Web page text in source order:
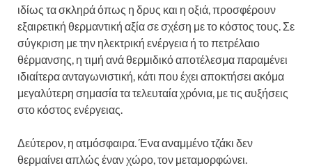
ιδίως τα σκληρά όπως η δρυς και η οξιά, προσφέρουν
εξαιρετική θερμαντική αξία σε σχέση με το κόστος τους. Σε
σύγκριση με την ηλεκτρική ενέργεια ή το πετρέλαιο
θέρμανσης, η τιμή ανά θερμιδικό αποτέλεσμα παραμένει
ιδιαίτερα ανταγωνιστική, κάτι που έχει αποκτήσει ακόμα
μεγαλύτερη σημασία τα τελευταία χρόνια, με τις αυξήσεις
στο κόστος ενέργειας.
Δεύτερον, η ατμόσφαιρα. Ένα αναμμένο τζάκι δεν
θερμαίνει απλώς έναν χώρο, τον μεταμορφώνει.